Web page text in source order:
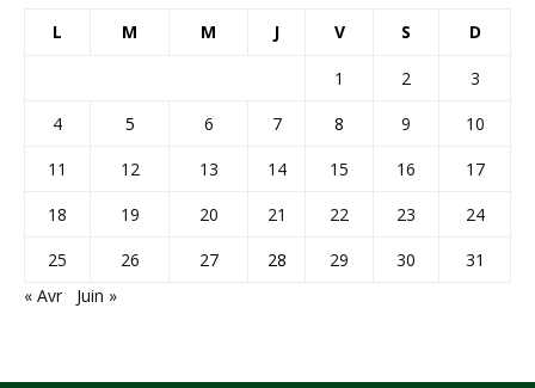
L M M J V S D
1 2
3
4
5 6 7 8 9
10
11
12 13 14 15 16
17
18
19 20 21 22 23
24
25
26 27 28 29 30
31
« Avr
Juin »